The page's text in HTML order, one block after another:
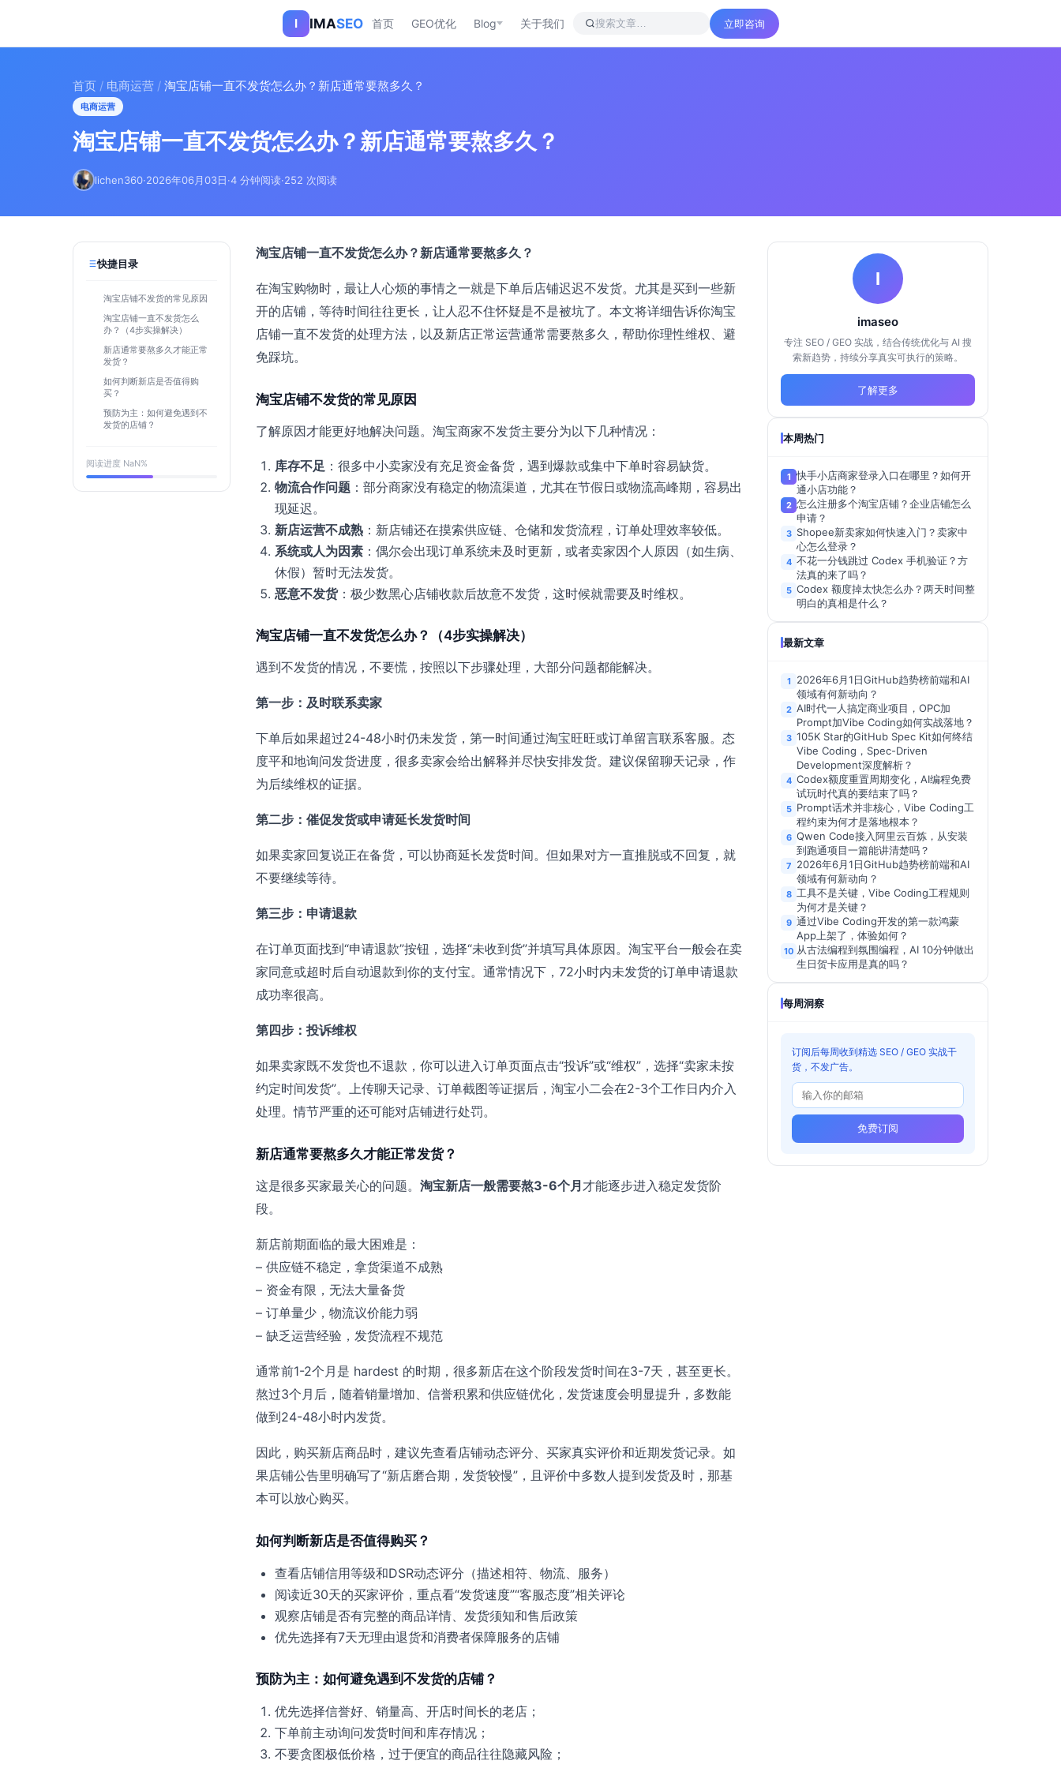
I IMASEO 首页 GEO优化 Blog 关于我们 立即咨询
首页 / 电商运营 / 淘宝店铺一直不发货怎么办？新店通常要熬多久？
电商运营
淘宝店铺一直不发货怎么办？新店通常要熬多久？
lichen360·2026年06月03日·4 分钟阅读·252 次阅读
快捷目录
淘宝店铺不发货的常见原因
淘宝店铺一直不发货怎么
办？（4步实操解决）
新店通常要熬多久才能正常
发货？
如何判断新店是否值得购
买？
预防为主：如何避免遇到不
发货的店铺？
阅读进度 NaN%
淘宝店铺一直不发货怎么办？新店通常要熬多久？
在淘宝购物时，最让人心烦的事情之一就是下单后店铺迟迟不发货。尤其是买到一些新
开的店铺，等待时间往往更长，让人忍不住怀疑是不是被坑了。本文将详细告诉你淘宝
店铺一直不发货的处理方法，以及新店正常运营通常需要熬多久，帮助你理性维权、避
免踩坑。
淘宝店铺不发货的常见原因
了解原因才能更好地解决问题。淘宝商家不发货主要分为以下几种情况：
库存不足 ：很多中小卖家没有充足资金备货，遇到爆款或集中下单时容易缺货。
物流合作问题 ：部分商家没有稳定的物流渠道，尤其在节假日或物流高峰期，容易出
现延迟。
新店运营不成熟 ：新店铺还在摸索供应链、仓储和发货流程，订单处理效率较低。
系统或人为因素 ：偶尔会出现订单系统未及时更新，或者卖家因个人原因（如生病、
休假）暂时无法发货。
恶意不发货：极少数黑心店铺收款后故意不发货，这时候就需要及时维权。
淘宝店铺一直不发货怎么办？（4步实操解决）
遇到不发货的情况，不要慌，按照以下步骤处理，大部分问题都能解决。
第一步：及时联系卖家
下单后如果超过24-48小时仍未发货，第一时间通过淘宝旺旺或订单留言联系客服。态
度平和地询问发货进度，很多卖家会给出解释并尽快安排发货。建议保留聊天记录，作
为后续维权的证据。
第二步：催促发货或申请延长发货时间
如果卖家回复说正在备货，可以协商延长发货时间。但如果对方一直推脱或不回复，就
不要继续等待。
第三步：申请退款
在订单页面找到“申请退款”按钮，选择“未收到货”并填写具体原因。淘宝平台一般会在卖
家同意或超时后自动退款到你的支付宝。通常情况下，72小时内未发货的订单申请退款
成功率很高。
第四步：投诉维权
如果卖家既不发货也不退款，你可以进入订单页面点击“投诉”或“维权”，选择“卖家未按
约定时间发货”。上传聊天记录、订单截图等证据后，淘宝小二会在2-3个工作日内介入
处理。情节严重的还可能对店铺进行处罚。
新店通常要熬多久才能正常发货？
这是很多买家最关心的问题。 淘宝新店一般需要熬3-6个月 才能逐步进入稳定发货阶
段。
新店前期面临的最大困难是：
– 供应链不稳定，拿货渠道不成熟
– 资金有限，无法大量备货
– 订单量少，物流议价能力弱
– 缺乏运营经验，发货流程不规范
通常前1-2个月是 hardest 的时期，很多新店在这个阶段发货时间在3-7天，甚至更长。
熬过3个月后，随着销量增加、信誉积累和供应链优化，发货速度会明显提升，多数能
做到24-48小时内发货。
因此，购买新店商品时，建议先查看店铺动态评分、买家真实评价和近期发货记录。如
果店铺公告里明确写了“新店磨合期，发货较慢”，且评价中多数人提到发货及时，那基
本可以放心购买。
如何判断新店是否值得购买？
查看店铺信用等级和DSR动态评分（描述相符、物流、服务）
阅读近30天的买家评价，重点看“发货速度”“客服态度”相关评论
观察店铺是否有完整的商品详情、发货须知和售后政策
优先选择有7天无理由退货和消费者保障服务的店铺
预防为主：如何避免遇到不发货的店铺？
优先选择信誉好、销量高、开店时间长的老店；
下单前主动询问发货时间和库存情况；
不要贪图极低价格，过于便宜的商品往往隐藏风险；
I
imaseo
专注 SEO / GEO 实战，结合传统优化与 AI 搜
索新趋势，持续分享真实可执行的策略。
了解更多
本周热门
1 快手小店商家登录入口在哪里？如何开
通小店功能？
2 怎么注册多个淘宝店铺？企业店铺怎么
申请？
3 Shopee新卖家如何快速入门？卖家中
心怎么登录？
4 不花一分钱跳过 Codex 手机验证？方
法真的来了吗？
5 Codex 额度掉太快怎么办？两天时间整
明白的真相是什么？
最新文章
1
2026年6月1日GitHub趋势榜前端和AI
领域有何新动向？
2 AI时代一人搞定商业项目，OPC加
Prompt加Vibe Coding如何实战落地？
3 105K Star的GitHub Spec Kit如何终结
Vibe Coding，Spec-Driven
Development深度解析？
4 Codex额度重置周期变化，AI编程免费
试玩时代真的要结束了吗？
5 Prompt话术并非核心，Vibe Coding工
程约束为何才是落地根本？
6 Qwen Code接入阿里云百炼，从安装
到跑通项目一篇能讲清楚吗？
7 2026年6月1日GitHub趋势榜前端和AI
领域有何新动向？
8 工具不是关键，Vibe Coding工程规则
为何才是关键？
9 通过Vibe Coding开发的第一款鸿蒙
App上架了，体验如何？
10 从古法编程到氛围编程，AI 10分钟做出
生日贺卡应用是真的吗？
每周洞察
订阅后每周收到精选 SEO / GEO 实战干
货，不发广告。
免费订阅